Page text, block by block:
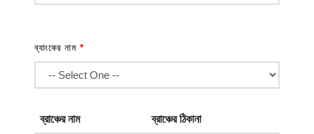
ব্যাংকের নাম *
ব্রাঞ্চের নাম ব্রাঞ্চের ঠিকানা